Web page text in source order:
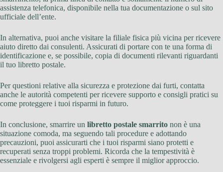
assistenza telefonica, disponibile nella tua documentazione o sul sito
ufficiale dell’ente.
In alternativa, puoi anche visitare la filiale fisica più vicina per ricevere
aiuto diretto dai consulenti. Assicurati di portare con te una forma di
identificazione e, se possibile, copia di documenti rilevanti riguardanti
il tuo libretto postale.
Per questioni relative alla sicurezza e protezione dai furti, contatta
anche le autorità competenti per ricevere supporto e consigli pratici su
come proteggere i tuoi risparmi in futuro.
In conclusione, smarrire un libretto postale smarrito non è una
situazione comoda, ma seguendo tali procedure e adottando
precauzioni, puoi assicurarti che i tuoi risparmi siano protetti e
recuperati senza troppi problemi. Ricorda che la tempestività è
essenziale e rivolgersi agli esperti è sempre il miglior approccio.